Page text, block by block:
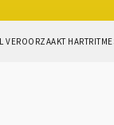
VEROORZAAKT